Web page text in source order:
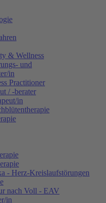
& Wellness
und
in
Practitioner
/ -berater
in
- Herz-Kreislaufstörungen
nach Voll - EAV
in